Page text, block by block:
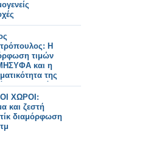
Η
τιμών
και η
της
στην Ελλάδα
ΧΩΡΟΙ:
και ζεστή
διαμόρφωση